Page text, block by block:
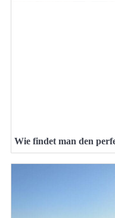
Wie findet man den